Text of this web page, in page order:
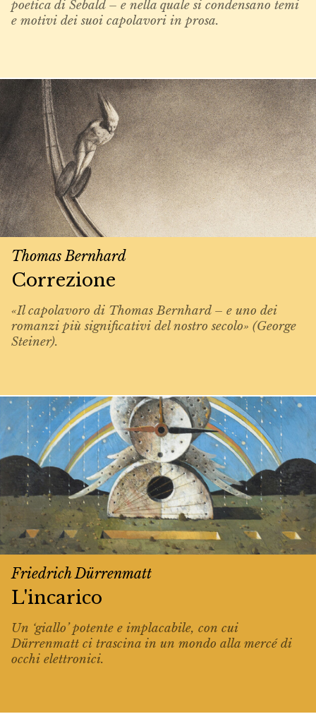
poetica di Sebald – e nella quale si condensano temi
e motivi dei suoi capolavori in prosa.
Thomas Bernhard
Correzione
«Il capolavoro di Thomas Bernhard – e uno dei
romanzi più significativi del nostro secolo» (George
Steiner).
Friedrich Dürrenmatt
L'incarico
Un ‘giallo’ potente e implacabile, con cui
Dürrenmatt ci trascina in un mondo alla mercé di
occhi elettronici.